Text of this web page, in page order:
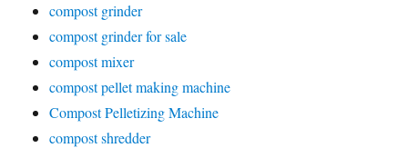
compost grinder
compost grinder for sale
compost mixer
compost pellet making machine
Compost Pelletizing Machine
compost shredder